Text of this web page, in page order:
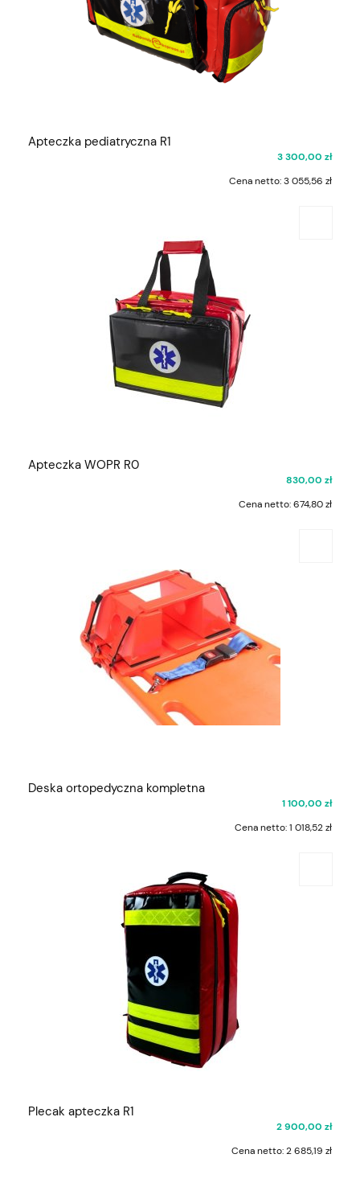
Apteczka pediatryczna R1
3 300,00 zł
Cena netto:3 055,56 zł
Apteczka WOPR R0
830,00 zł
Cena netto:674,80 zł
Deska ortopedyczna kompletna
1 100,00 zł
Cena netto:1 018,52 zł
Plecak apteczka R1
2 900,00 zł
Cena netto:2 685,19 zł